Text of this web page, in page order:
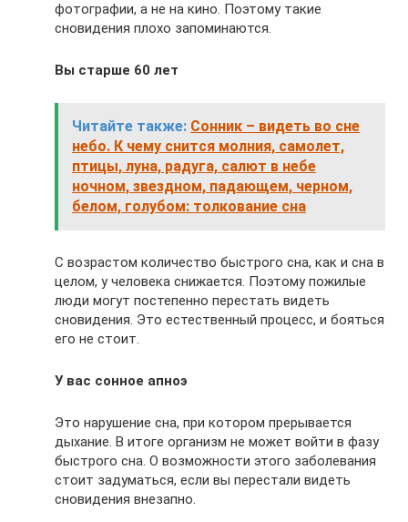
фотографии, а не на кино. Поэтому такие
сновидения плохо запоминаются.
Вы старше 60 лет
Читайте также: Сонник – видеть во сне
небо. К чему снится молния, самолет,
птицы, луна, радуга, салют в небе
ночном, звездном, падающем, черном,
белом, голубом: толкование сна
С возрастом количество быстрого сна, как и сна в
целом, у человека снижается. Поэтому пожилые
люди могут постепенно перестать видеть
сновидения. Это естественный процесс, и бояться
его не стоит.
У вас сонное апноэ
Это нарушение сна, при котором прерывается
дыхание. В итоге организм не может войти в фазу
быстрого сна. О возможности этого заболевания
стоит задуматься, если вы перестали видеть
сновидения внезапно.